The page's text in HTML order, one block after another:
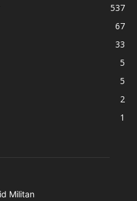
537
67
33
5
5
2
1